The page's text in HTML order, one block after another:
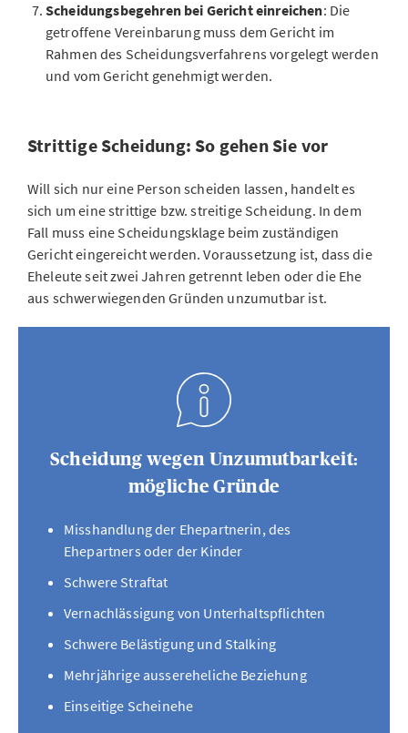
Scheidungsbegehren bei Gericht einreichen: Die
getroffene Vereinbarung muss dem Gericht im
Rahmen des Scheidungsverfahrens vorgelegt werden
und vom Gericht genehmigt werden.
Strittige Scheidung: So gehen Sie vor
Will sich nur eine Person scheiden lassen, handelt es
sich um eine strittige bzw. streitige Scheidung. In dem
Fall muss eine Scheidungsklage beim zuständigen
Gericht eingereicht werden. Voraussetzung ist, dass die
Eheleute seit zwei Jahren getrennt leben oder die Ehe
aus schwerwiegenden Gründen unzumutbar ist.
Scheidung wegen Unzumutbarkeit:
mögliche Gründe
Misshandlung der Ehepartnerin, des
Ehepartners oder der Kinder
Schwere Straftat
Vernachlässigung von Unterhaltspflichten
Schwere Belästigung und Stalking
Mehrjährige aussereheliche Beziehung
Einseitige Scheinehe